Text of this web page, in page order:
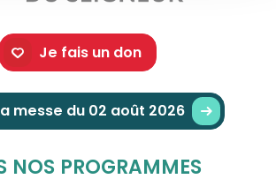
Je fais un don
messe du 02 août 2026
NOS PROGRAMMES